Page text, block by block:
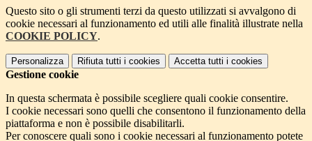
Questo sito o gli strumenti terzi da questo utilizzati si avvalgono di
cookie necessari al funzionamento ed utili alle finalità illustrate nella
COOKIE POLICY.
Personalizza Rifiuta tutti i cookies Accetta tutti i cookies
Gestione cookie
In questa schermata è possibile scegliere quali cookie consentire.
I cookie necessari sono quelli che consentono il funzionamento della
piattaforma e non è possibile disabilitarli.
Per conoscere quali sono i cookie necessari al funzionamento potete